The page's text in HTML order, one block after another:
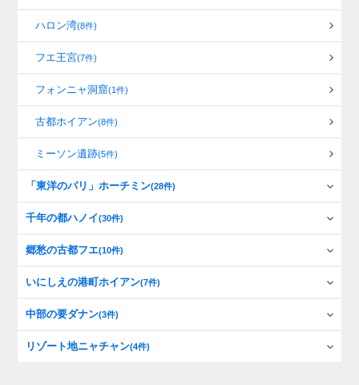
ハロン湾(8件)
フエ王宮(7件)
フォンニャ洞窟(1件)
古都ホイアン(8件)
ミーソン遺跡(5件)
「東洋のパリ」ホーチミン(28件)
千年の都ハノイ(30件)
郷愁の古都フエ(10件)
いにしえの港町ホイアン(7件)
中部の要ダナン(3件)
リゾート地ニャチャン(4件)